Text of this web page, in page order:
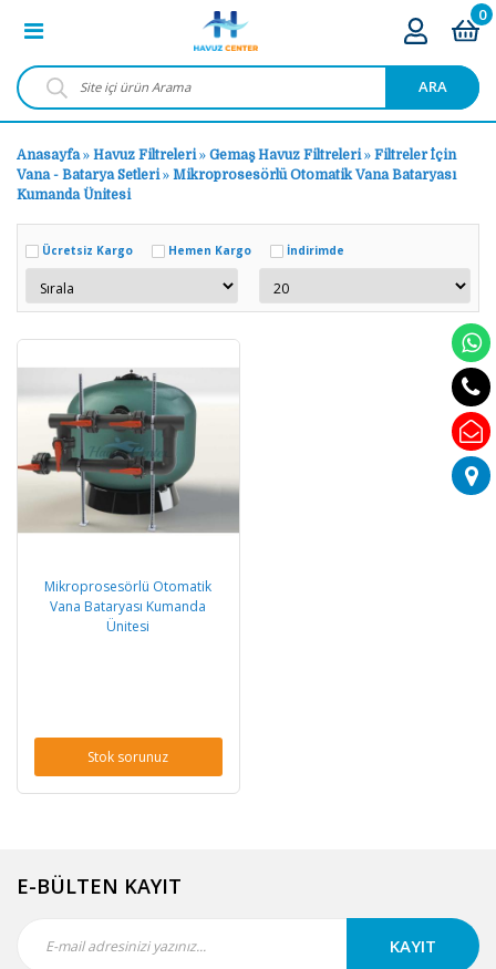
ARA
0
Anasayfa» Havuz Filtreleri» Gemaş Havuz Filtreleri» Filtreler İçin
Vana - Batarya Setleri» Mikroprosesörlü Otomatik Vana Bataryası
Kumanda Ünitesi
Ücretsiz Kargo Hemen Kargo İndirimde
Mikroprosesörlü Otomatik
Vana Bataryası Kumanda
Ünitesi
Stok sorunuz
E-BÜLTEN KAYIT
KAYIT